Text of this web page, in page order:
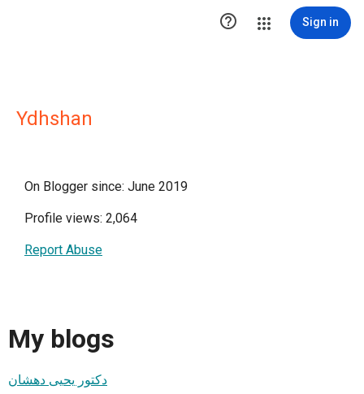
 Sign in
Ydhshan
On Blogger since: June 2019
Profile views: 2,064
Report Abuse
My blogs
دكتور يحيى دهشان